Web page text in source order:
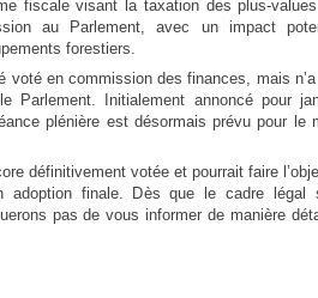
fiscale visant la taxation des plus-
au Parlement, avec un impact
forestiers.
voté en commission des finances, mais n’a
Parlement. Initialement annoncé pour
plénière est désormais prévu pour le
définitivement votée et pourrait faire
adoption finale. Dès que le cadre légal
pas de vous informer de manière